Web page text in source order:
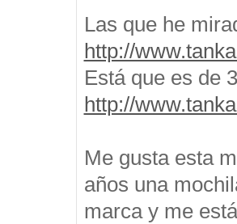
Las que he
http://
Está que es de
http://
Me gusta esta
años una
marca y me